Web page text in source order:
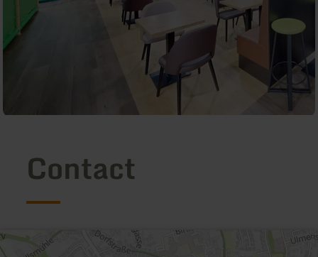
Contact